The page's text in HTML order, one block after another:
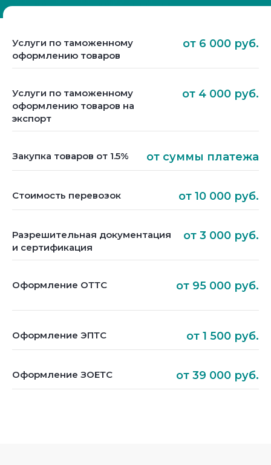
Услуги по таможенному
оформлению товаров
от 6 000 руб.
Услуги по таможенному
оформлению товаров на
экспорт
от 4 000 руб.
Закупка товаров от 1.5% от суммы платежа
Стоимость перевозок от 10 000 руб.
Разрешительная документация
и сертификация
от 3 000 руб.
Оформление ОТТС от 95 000 руб.
Оформление ЭПТС от 1 500 руб.
Оформление ЗОЕТС от 39 000 руб.